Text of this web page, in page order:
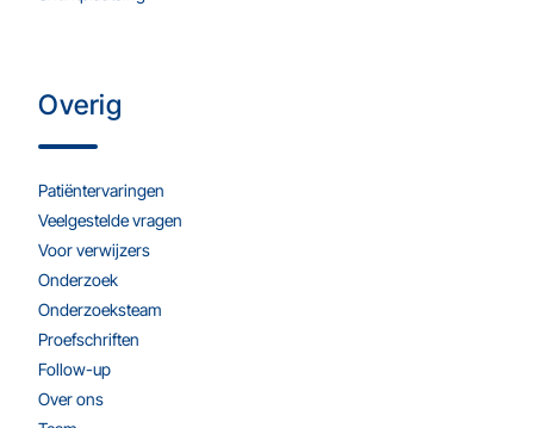
Overig
Patiëntervaringen
Veelgestelde vragen
Voor verwijzers
Onderzoek
Onderzoeksteam
Proefschriften
Follow-up
Over ons